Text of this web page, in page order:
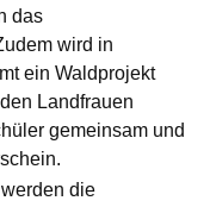
das
wird in
ein Waldprojekt
Landfrauen
gemeinsam und
werden die